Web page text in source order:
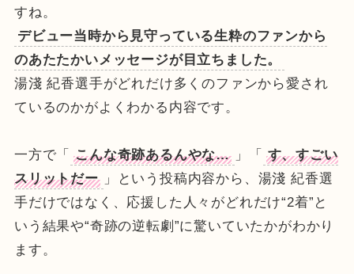
すね。
デビュー当時から見守っている生粋のファンから
のあたたかいメッセージが目立ちました。
湯淺 紀香選手がどれだけ多くのファンから愛され
ているのかがよくわかる内容です。
一方で「 こんな奇跡あるんやな… 」「
す、すごい
スリットだー
」という投稿内容から、湯淺 紀香選
手だけではなく、応援した人々がどれだけ“2着”と
いう結果や“奇跡の逆転劇”に驚いていたかがわかり
ます。